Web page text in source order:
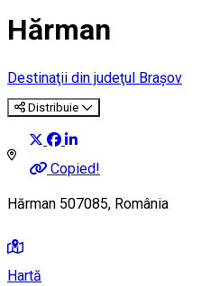
Hărman
Destinaţii din judeţul Braşov
Distribuie
Copied!
Hărman 507085, România
Hartă